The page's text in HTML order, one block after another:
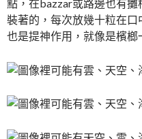
點，在bazzar或路邊也有
裝著的，每次放幾十粒在
也是提神作用，就像是檳榔